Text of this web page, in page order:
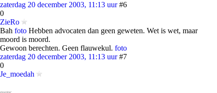
zaterdag 20 december 2003, 11:13 uur #6
0
ZieRo
Bah foto Hebben advocaten dan geen geweten. Wet is wet, maar
moord is moord.
Gewoon berechten. Geen flauwekul. foto
zaterdag 20 december 2003, 11:13 uur #7
0
Je_moedah